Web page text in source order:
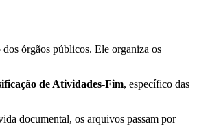
órgãos públicos. Ele organiza os
de Atividades-Fim, específico das
documental, os arquivos passam por